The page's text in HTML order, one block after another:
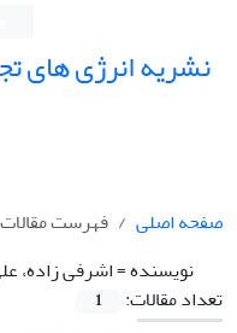
نشریه انرژی های
صفحه اصلی
فهرست مقالات
نویسنده =اشرفی زاده،
تعداد مقالات:
1